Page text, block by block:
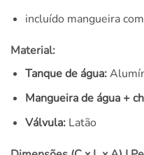
incluído mangueira
Material:
Tanque de água:
Mangueira de água +
Válvula:Latão